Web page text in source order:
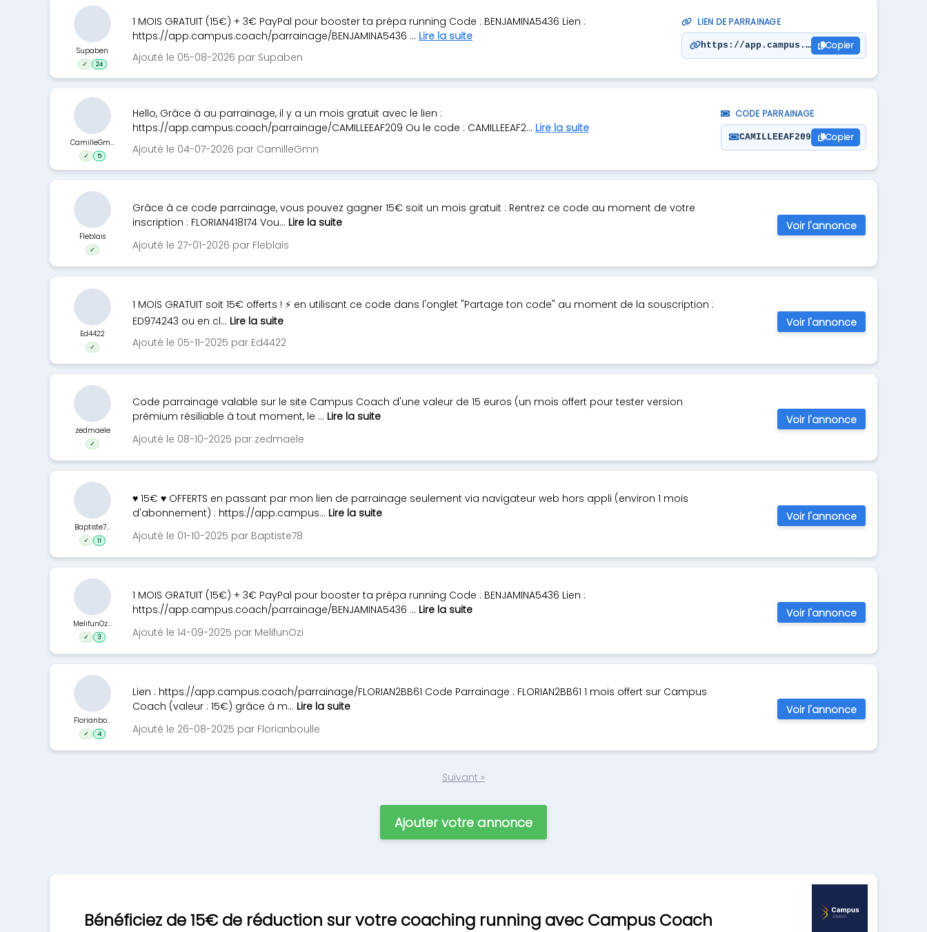
1 MOIS GRATUIT (15€) + 3€ PayPal pour booster ta prépa running Code : BENJAMINA5436 Lien :
https://app.campus.coach/parrainage/BENJAMINA5436 ... Lire la suite
Ajouté le 05-08-2026 par Supaben
LIEN DE PARRAINAGE
https://app.campus.coach/parrainage/
Copier
Supaben
✓ 24
Hello, Grâce à au parrainage, il y a un mois gratuit avec le lien :
https://app.campus.coach/parrainage/CAMILLEEAF209 Ou le code : CAMILLEEAF2... Lire la suite
Ajouté le 04-07-2026 par CamilleGmn
CODE PARRAINAGE
CAMILLEEAF209 Copier
CamilleGm...
✓ 5
Grâce à ce code parrainage, vous pouvez gagner 15€ soit un mois gratuit : Rentrez ce code au moment de votre
inscription : FLORIAN418174 Vou... Lire la suite
Ajouté le 27-01-2026 par Fleblais
Fleblais
✓
Voir l'annonce
1 MOIS GRATUIT soit 15€ offerts ! ⚡️ en utilisant ce code dans l'onglet "Partage ton code" au moment de la souscription :
ED974243 ou en cl... Lire la suite
Ajouté le 05-11-2025 par Ed4422
Ed4422
✓
Voir l'annonce
Code parrainage valable sur le site Campus Coach d'une valeur de 15 euros (un mois offert pour tester version
prémium résiliable à tout moment, le ... Lire la suite
Ajouté le 08-10-2025 par zedmaele
zedmaele
✓
Voir l'annonce
♥ 15€ ♥ OFFERTS en passant par mon lien de parrainage seulement via navigateur web hors appli (environ 1 mois
d'abonnement) : https://app.campus... Lire la suite
Ajouté le 01-10-2025 par Baptiste78
Baptiste7...
✓ 11
Voir l'annonce
1 MOIS GRATUIT (15€) + 3€ PayPal pour booster ta prépa running Code : BENJAMINA5436 Lien :
https://app.campus.coach/parrainage/BENJAMINA5436 ... Lire la suite
Ajouté le 14-09-2025 par MelifunOzi
MelifunOz...
✓ 3
Voir l'annonce
Lien : https://app.campus.coach/parrainage/FLORIAN2BB61 Code Parrainage : FLORIAN2BB61 1 mois offert sur Campus
Coach (valeur : 15€) grâce à m... Lire la suite
Ajouté le 26-08-2025 par Florianboulle
Florianbo...
✓ 4
Voir l'annonce
Suivant »
Ajouter votre annonce
Bénéficiez de 15€ de réduction sur votre coaching running avec Campus Coach